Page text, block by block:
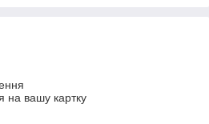
на вашу картку